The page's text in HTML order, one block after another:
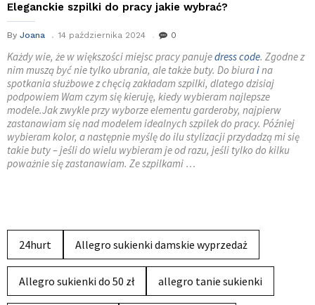
Eleganckie szpilki do pracy jakie wybrać?
By Joana 14 października 2024 0
Każdy wie, że w większości miejsc pracy panujedress code. Zgodne z
nim muszą być nie tylko ubrania, ale także buty. Do biuraina
spotkania służbowe z chęcią zakładam szpilki, dlatego dzisiaj
podpowiem Wam czym się kieruję, kiedy wybieram najlepsze
modele.Jak zwykle przy wyborze elementu garderoby, najpierw
zastanawiam się nad modelem idealnych szpilek do pracy. Później
wybieram kolor, a następnie myślę do ilu stylizacji przydadzą mi się
takie buty – jeśli do wielu wybieram je od razu, jeśli tylko do kilku
poważnie się zastanawiam. Ze szpilkami …
24hurt Allegro sukienki damskie wyprzedaż
Allegro sukienki do 50 zł allegro tanie sukienki